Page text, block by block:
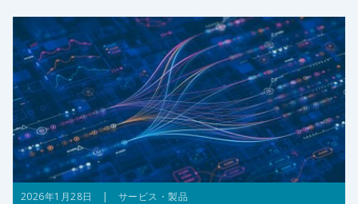
2026年1月28日 | サービス・製品